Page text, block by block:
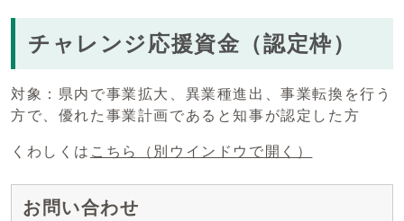
チャレンジ応援資金（認定枠）
対象：県内で事業拡大、異業種進出、事業転換を行う
方で、優れた事業計画であると知事が認定した方
くわしくは こちら （別ウインドウで開く）
お問い合わせ